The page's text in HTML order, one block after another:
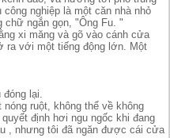
nghiệp là một căn nhà nhỏ
ngắn gọn, "Ông Fu. "
xi măng và gõ vào cánh cửa
ra với một tiếng động lớn. Một
lại.
ruột, không thể về không
định hơi ngu ngốc khi đang
, nhưng tôi đã ngăn được cái cửa